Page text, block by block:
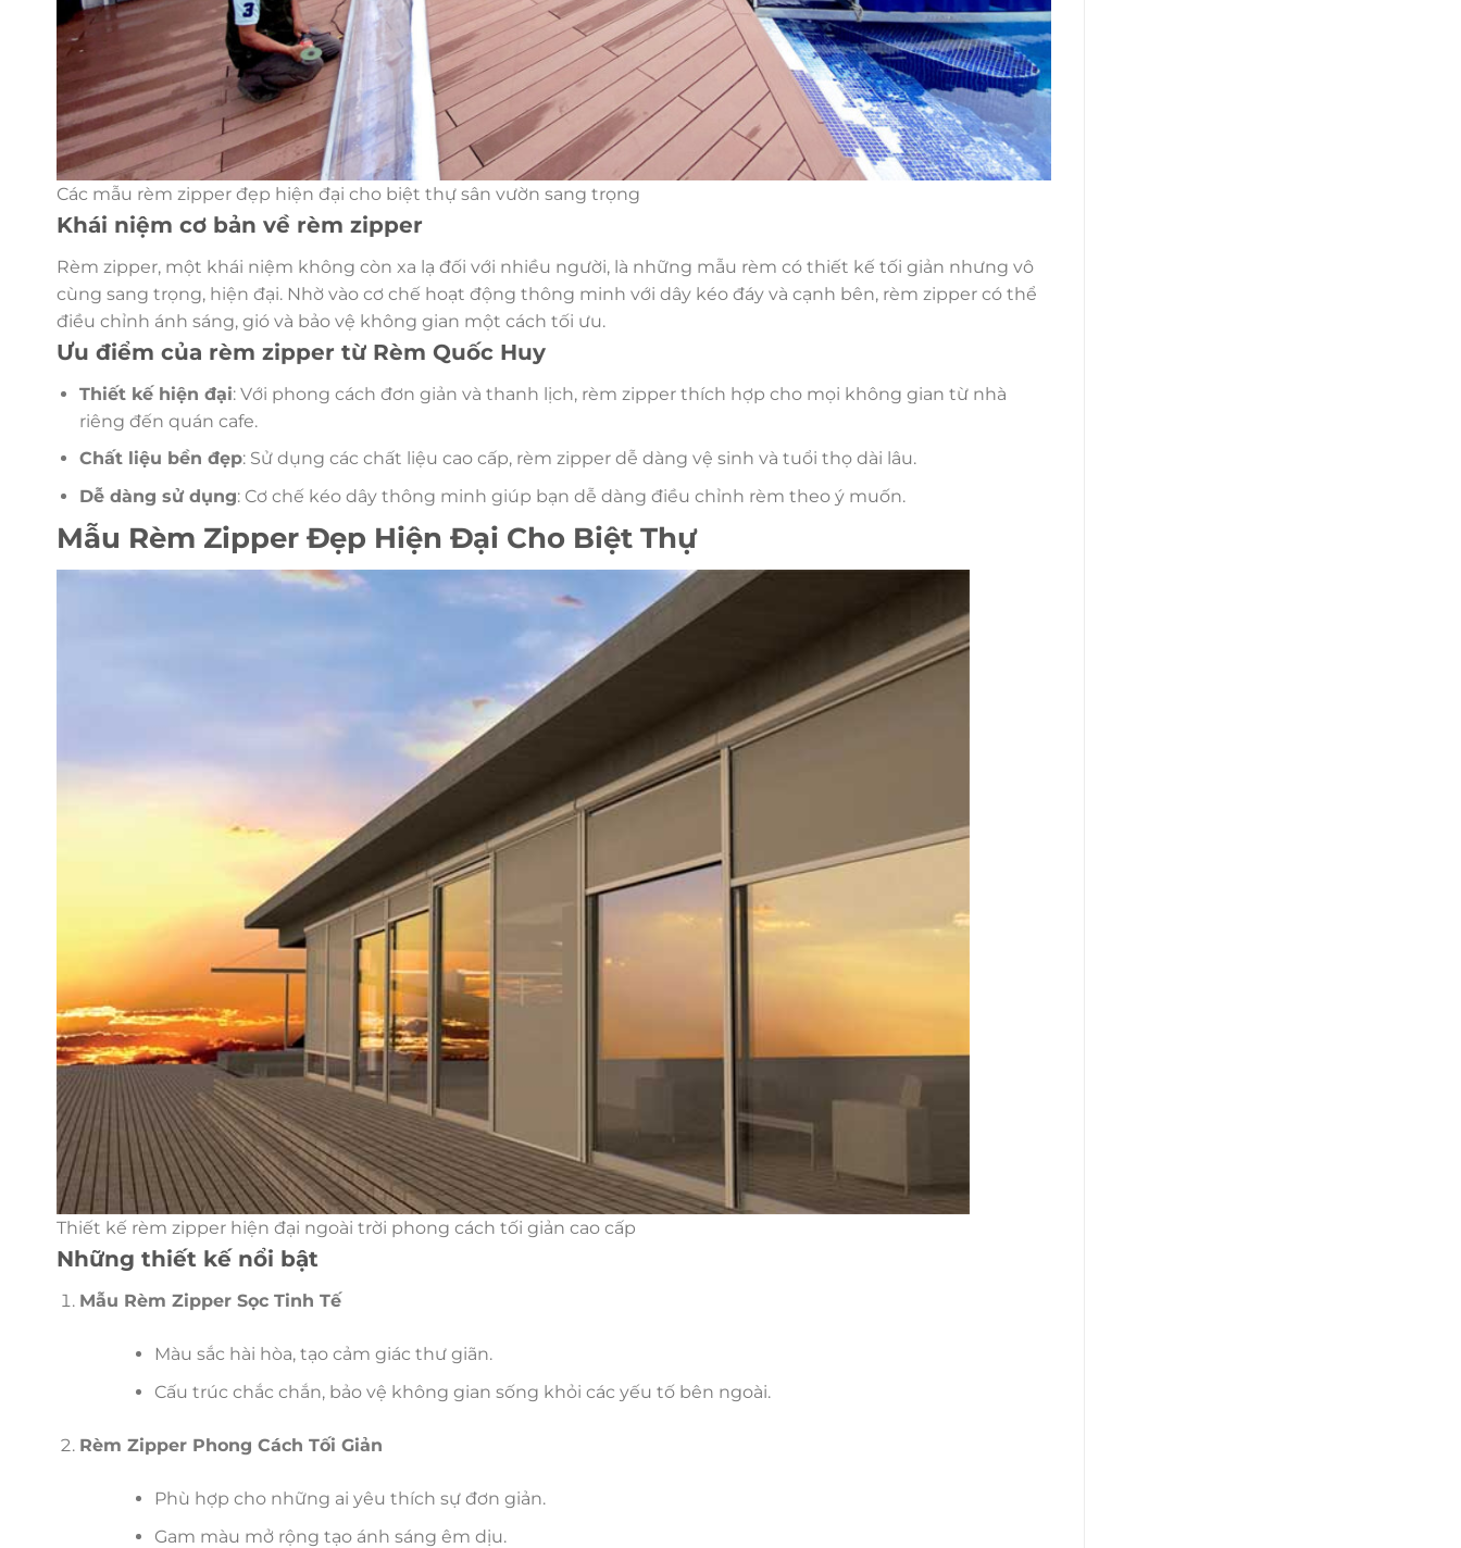
Các mẫu rèm zipper đẹp hiện đại cho biệt thự sân vườn sang trọng
Khái niệm cơ bản về rèm zipper
Rèm zipper, một khái niệm không còn xa lạ đối với nhiều người, là những mẫu rèm có thiết kế tối giản nhưng vô
cùng sang trọng, hiện đại. Nhờ vào cơ chế hoạt động thông minh với dây kéo đáy và cạnh bên, rèm zipper có thể
điều chỉnh ánh sáng, gió và bảo vệ không gian một cách tối ưu.
Ưu điểm của rèm zipper từ Rèm Quốc Huy
Thiết kế hiện đại: Với phong cách đơn giản và thanh lịch, rèm zipper thích hợp cho mọi không gian từ nhà
riêng đến quán cafe.
Chất liệu bền đẹp: Sử dụng các chất liệu cao cấp, rèm zipper dễ dàng vệ sinh và tuổi thọ dài lâu.
Dễ dàng sử dụng: Cơ chế kéo dây thông minh giúp bạn dễ dàng điều chỉnh rèm theo ý muốn.
Mẫu Rèm Zipper Đẹp Hiện Đại Cho Biệt Thự
Thiết kế rèm zipper hiện đại ngoài trời phong cách tối giản cao cấp
Những thiết kế nổi bật
Mẫu Rèm Zipper Sọc Tinh Tế
Màu sắc hài hòa, tạo cảm giác thư giãn.
Cấu trúc chắc chắn, bảo vệ không gian sống khỏi các yếu tố bên ngoài.
Rèm Zipper Phong Cách Tối Giản
Phù hợp cho những ai yêu thích sự đơn giản.
Gam màu mở rộng tạo ánh sáng êm dịu.